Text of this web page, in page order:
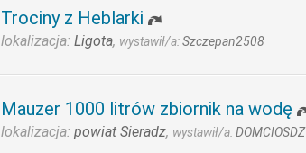
Trociny z Heblarki
lokalizacja: Ligota, wystawił/a:Szczepan2508
Mauzer 1000 litrów zbiornik na wodę
lokalizacja: powiat Sieradz, wystawił/a:DOMCIOSDZ